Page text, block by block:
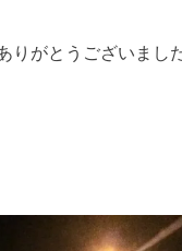
りがとうございまし